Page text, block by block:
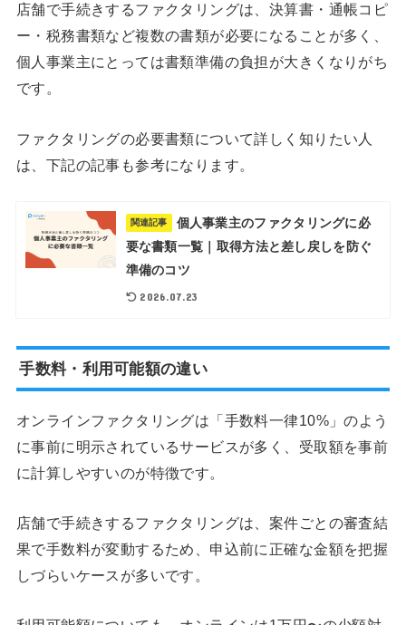
店舗で手続きするファクタリングは、決算書・通帳コピ
ー・税務書類など複数の書類が必要になることが多く、
個人事業主にとっては書類準備の負担が大きくなりがち
です。
ファクタリングの必要書類について詳しく知りたい人
は、下記の記事も参考になります。
関連記事
個人事業主のファクタリングに必
要な書類一覧｜取得方法と差し戻しを防ぐ
準備のコツ
2026.07.23
手数料・利用可能額の違い
オンラインファクタリングは「手数料一律10%」のよう
に事前に明示されているサービスが多く、受取額を事前
に計算しやすいのが特徴です。
店舗で手続きするファクタリングは、案件ごとの審査結
果で手数料が変動するため、申込前に正確な金額を把握
しづらいケースが多いです。